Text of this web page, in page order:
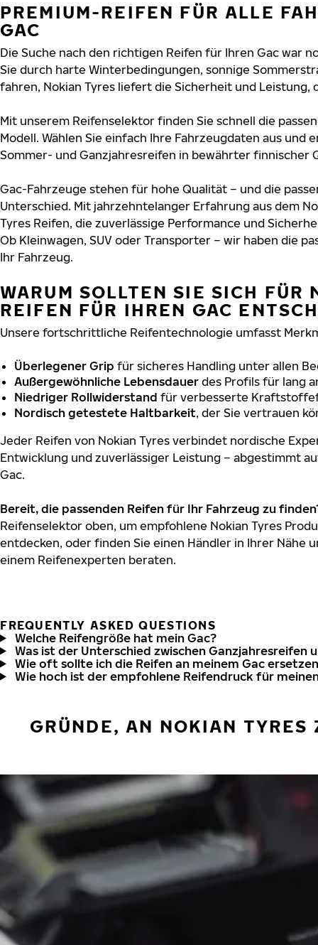
PREMIUM-REIFEN FÜR ALLE
GAC
Die Suche nach den richtigen Reifen für Ihren Gac war
Sie durch harte Winterbedingungen, sonnige
fahren, Nokian Tyres liefert die Sicherheit und Leistung,
Mit unserem Reifenselektor finden Sie schnell die
Modell. Wählen Sie einfach Ihre Fahrzeugdaten aus und
Sommer- und Ganzjahresreifen in bewährter finnischer
Gac-Fahrzeuge stehen für hohe Qualität – und die
Unterschied. Mit jahrzehntelanger Erfahrung aus dem
Tyres Reifen, die zuverlässige Performance und
Ob Kleinwagen, SUV oder Transporter – wir haben die
Ihr Fahrzeug.
WARUM SOLLTEN SIE SICH FÜR
REIFEN FÜR IHREN GAC
Unsere fortschrittliche Reifentechnologie umfasst
Überlegener Grip für sicheres Handling unter allen
Außergewöhnliche Lebensdauer des Profils für lang
Niedriger Rollwiderstand für verbesserte
Nordisch getestete Haltbarkeit, der Sie vertrauen
Jeder Reifen von Nokian Tyres verbindet nordische
Entwicklung und zuverlässiger Leistung – abgestimmt
Gac.
Bereit, die passenden Reifen für Ihr Fahrzeug zu
Reifenselektor oben, um empfohlene Nokian Tyres
entdecken, oder finden Sie einen Händler in Ihrer Nähe
einem Reifenexperten beraten.
FREQUENTLY ASKED QUESTIONS
Welche Reifengröße hat mein Gac?
Was ist der Unterschied zwischen Ganzjahresreifen
Wie oft sollte ich die Reifen an meinem Gac
Wie hoch ist der empfohlene Reifendruck für
GRÜNDE, AN NOKIAN TYRES